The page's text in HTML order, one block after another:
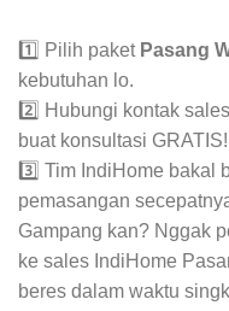
1️⃣ Pilih paket Pasang
kebutuhan lo.
2️⃣ Hubungi kontak
buat konsultasi GRATIS!
3️⃣ Tim IndiHome bakal
pemasangan
Gampang kan? Nggak
ke sales IndiHome
beres dalam waktu